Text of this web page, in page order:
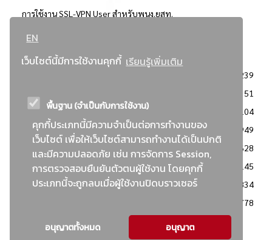
EN
เว็บไซต์นี้มีการใช้งานคุกกี้ เรียนรู้เพิ่มเติม
พื้นฐาน (จำเป็นกับการใช้งาน)
คุกกี้ประเภทนี้มีความจำเป็นต่อการทำงานของ
เว็บไซต์ เพื่อให้เว็บไซต์สามารถทำงานได้เป็นปกติ
และมีความปลอดภัย เช่น การจัดการ Session,
การตรวจสอบยืนยันตัวตนผู้ใช้งาน โดยคุกกี้
ประเภทนี้จะถูกลบเมื่อผู้ใช้งานปิดบราวเซอร์
อนุญาตทั้งหมด อนุญาต
การใช้งาน SSL-VPN User สำหรับพนง.ยสท.
..ยอดนิยม..
3239
2351
: วิธีเฉพาะเจาะจง
2104
ข่าวสาร/ประกาศ
1949
: เอกสารส่งเสริมความโปร่งใสในการจัดซื้อจัดจ้าง
1628
ข่าวสารจัดซื้อจัดจ้าง
1145
: แผนการจัดซื้อจัดจ้าง
834
778